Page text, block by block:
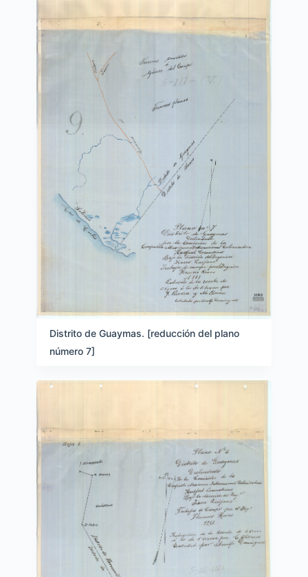
Distrito de Guaymas. [reducción del plano
número 7]